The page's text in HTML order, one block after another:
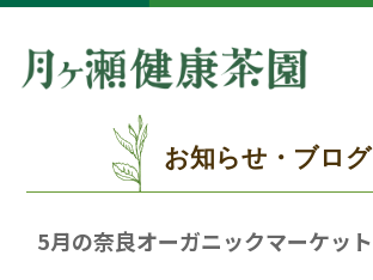
お知らせ・ブログ
5月の奈良オーガニックマーケット